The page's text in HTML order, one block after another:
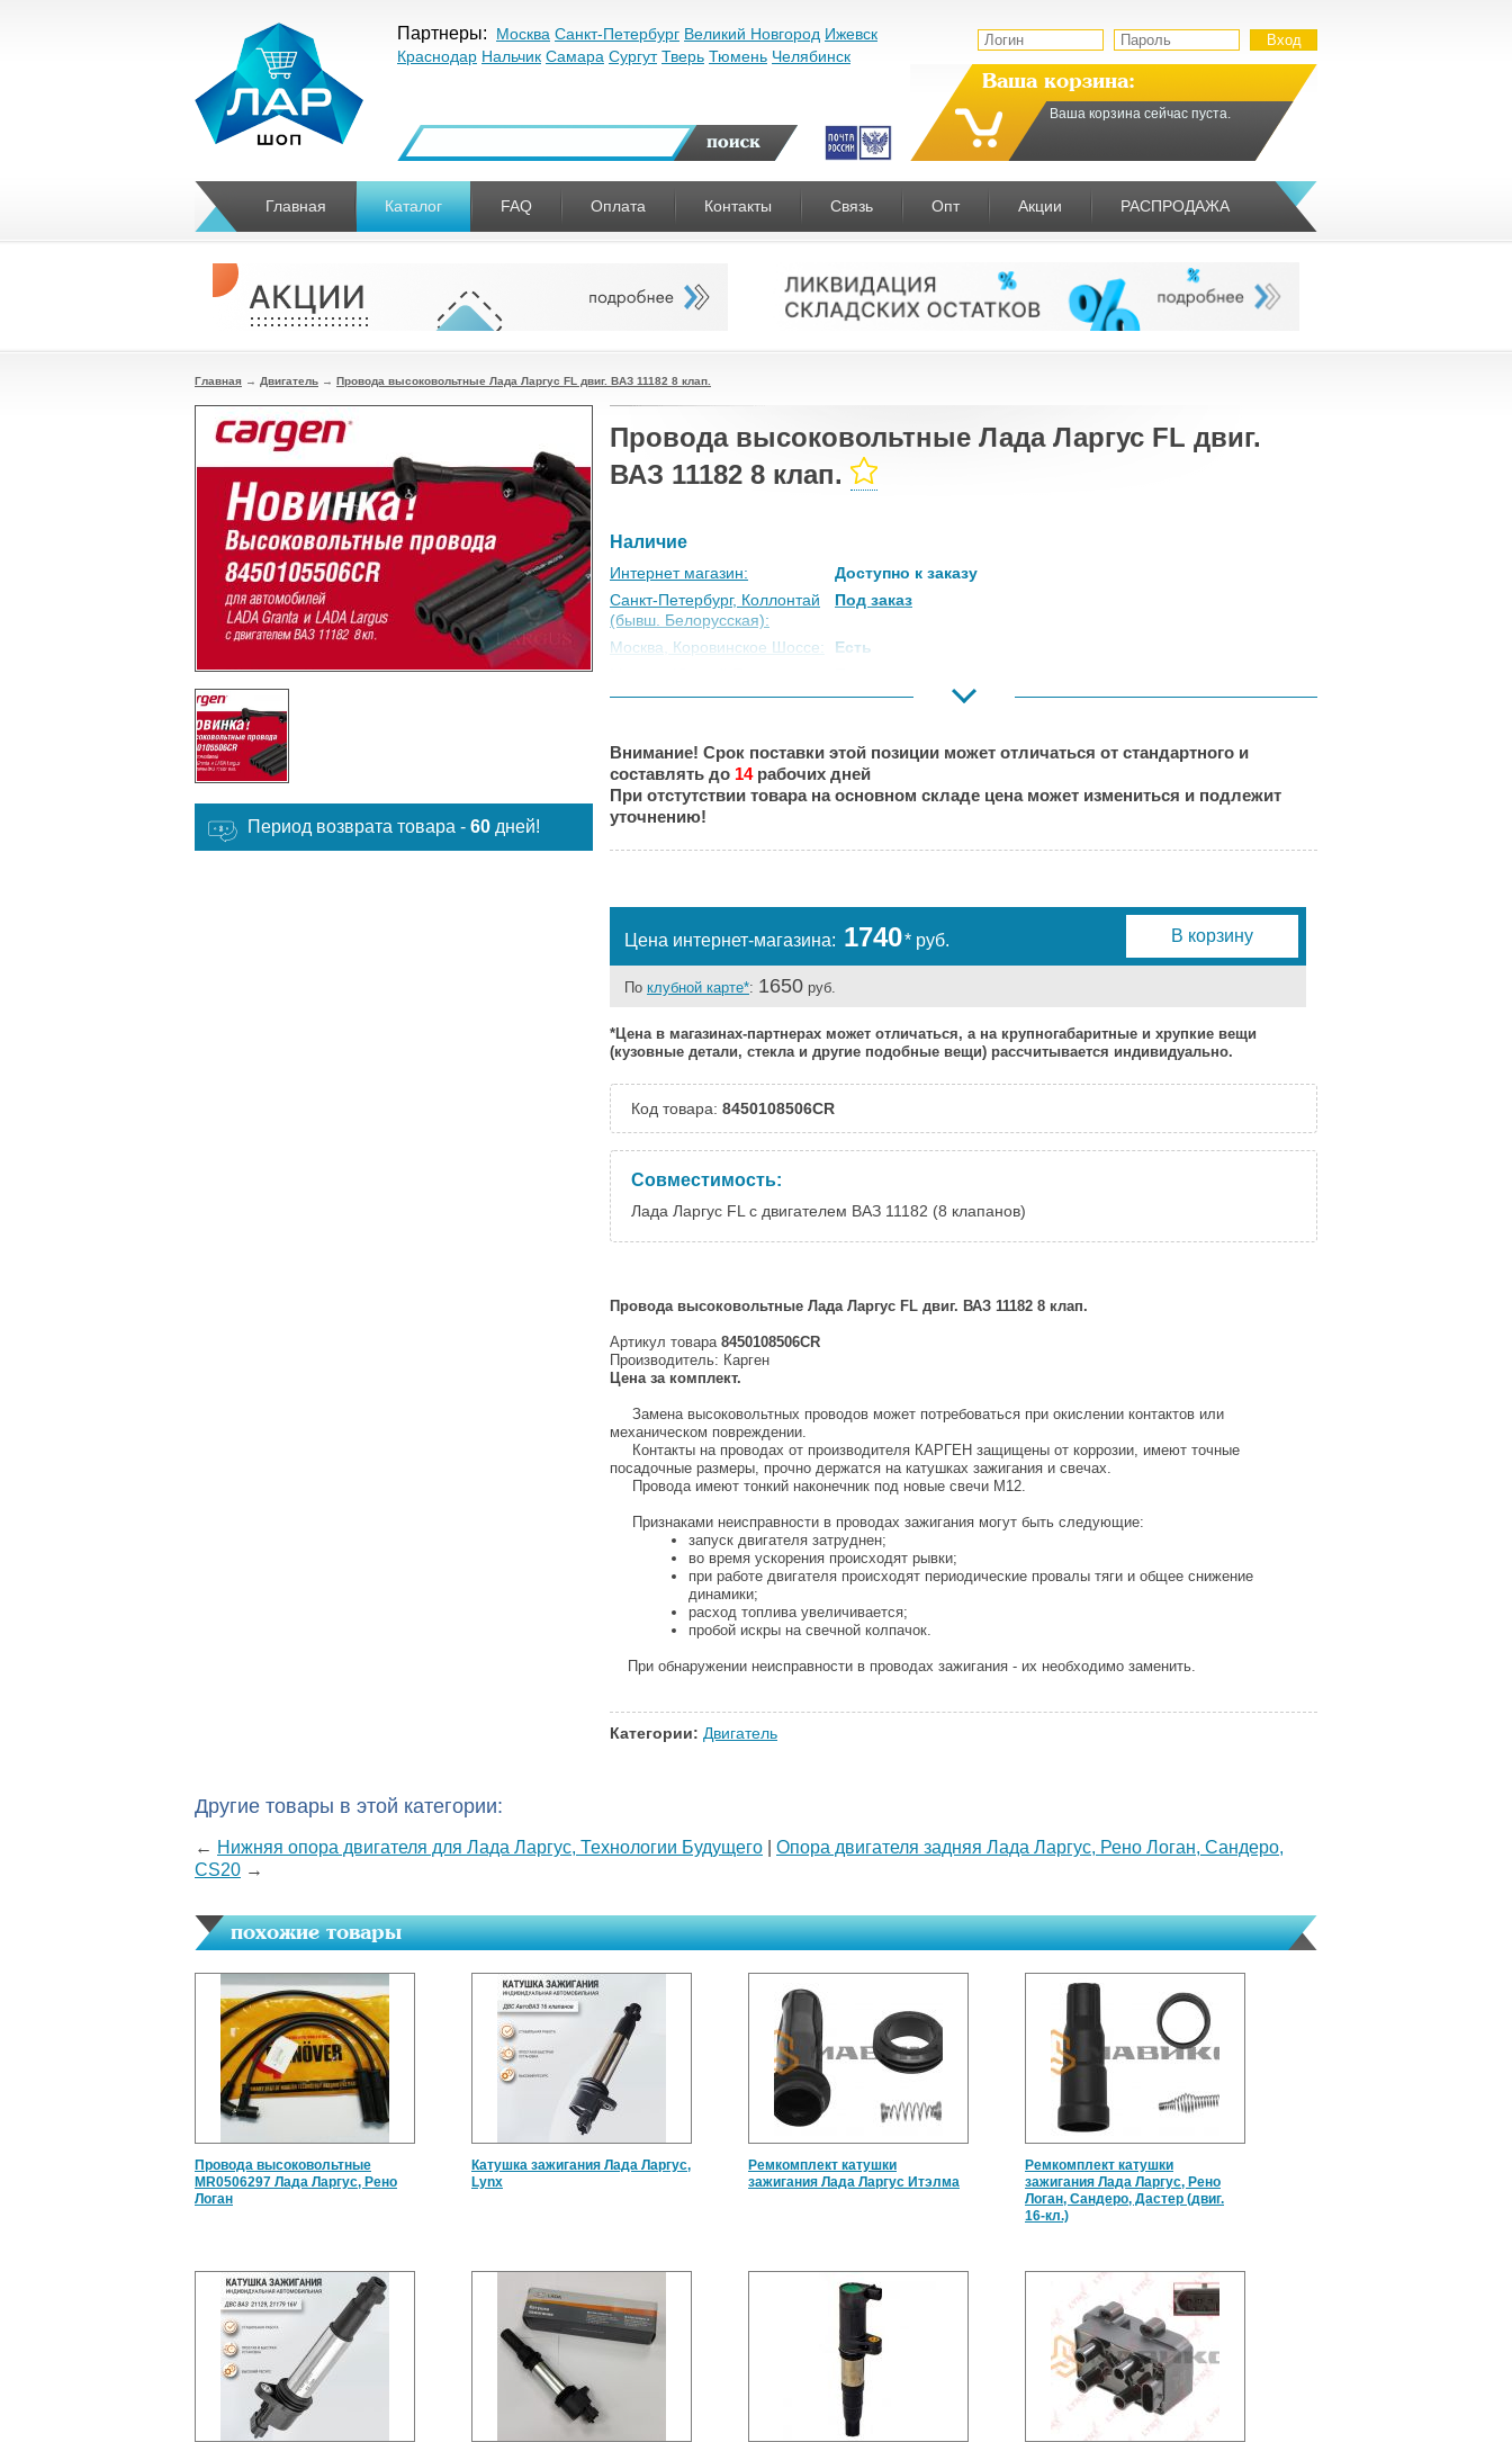
Партнеры: Москва Санкт-Петербург Великий Новгород Ижевск
Краснодар Нальчик Самара Сургут Тверь Тюмень Челябинск
Ваша корзина:
Ваша корзина сейчас пуста.
Главная Каталог FAQ Оплата Контакты Связь Опт Акции РАСПРОДАЖА
Главная → Двигатель → Провода высоковольтные Лада Ларгус FL двиг. ВАЗ 11182 8 клап.
Период возврата товара - 60 дней!
Провода высоковольтные Лада Ларгус FL двиг.
ВАЗ 11182 8 клап.
Наличие
Интернет магазин:
Доступно к заказу
Санкт-Петербург, Коллонтай
(бывш. Белорусская):
Под заказ
Москва, Коровинское Шоссе:
Есть
Великий Новгород:
Под заказ
Нальчик:
Под заказ
Самара:
Под заказ
Тверь:
Внимание! Срок поставки этой позиции может отличаться от стандартного и
составлять до 14рабочих дней
При отстутствии товара на основном складе цена может измениться и подлежит
уточнению!
Цена интернет-магазина: 1740* руб. В корзину
По клубной карте*: 1650 руб.
*Цена в магазинах-партнерах может отличаться, а на крупногабаритные и хрупкие вещи
(кузовные детали, стекла и другие подобные вещи) рассчитывается индивидуально.
Код товара: 8450108506CR
Совместимость:
Лада Ларгус FL с двигателем ВАЗ 11182 (8 клапанов)
Провода высоковольтные Лада Ларгус FL двиг. ВАЗ 11182 8 клап.
Артикул товара 8450108506CR
Производитель: Карген
Цена за комплект.
Замена высоковольтных проводов может потребоваться при окислении контактов или
механическом повреждении.
Контакты на проводах от производителя КАРГЕН защищены от коррозии, имеют точные
посадочные размеры, прочно держатся на катушках зажигания и свечах.
Провода имеют тонкий наконечник под новые свечи М12.
Признаками неисправности в проводах зажигания могут быть следующие:
запуск двигателя затруднен;
во время ускорения происходят рывки;
при работе двигателя происходят периодические провалы тяги и общее снижение
динамики;
расход топлива увеличивается;
пробой искры на свечной колпачок.
При обнаружении неисправности в проводах зажигания - их необходимо заменить.
Категории: Двигатель
Другие товары в этой категории:
← Нижняя опора двигателя для Лада Ларгус, Технологии Будущего
Опора двигателя задняя Лада Ларгус, Рено Логан, Сандеро,
CS20 →
похожие товары
Провода высоковольтные
MR0506297 Лада Ларгус, Рено
Логан
Катушка зажигания Лада Ларгус,
Lynx
Ремкомплект катушки
зажигания Лада Ларгус Итэлма
Ремкомплект катушки
зажигания Лада Ларгус, Рено
Логан, Сандеро, Дастер (двиг.
16-кл.)